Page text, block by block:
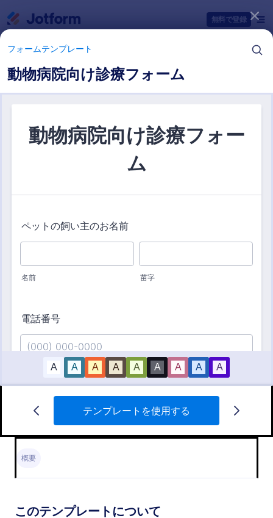
無料で登録
フォームテンプレート
動物病院向け診療フォーム
テンプレートを使用する
概要
このテンプレートについて
フォームテンプレート
獣医サービスフォーム
動物病院向け診療フォーム
し、ペットのために必要な追加の治療法を検討する
主の名前、電話番号、日付、ペットの名前、ペット
フォームテンプレートカテゴリー